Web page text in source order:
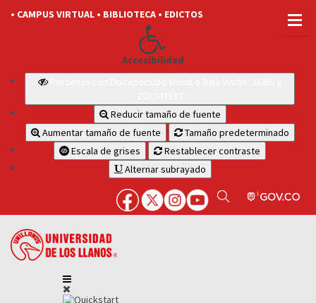
• CAMPUS VIRTUAL • BIBLIOTECA • EDICTOS
Accesibilidad
Reducir tamaño de fuente
Aumentar tamaño de fuente
Tamaño predeterminado
Escala de grises
Restablecer contraste
Alternar subrayado